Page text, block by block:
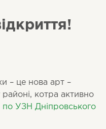
– це нова арт –
районі, котра активно
УЗН Дніпровського